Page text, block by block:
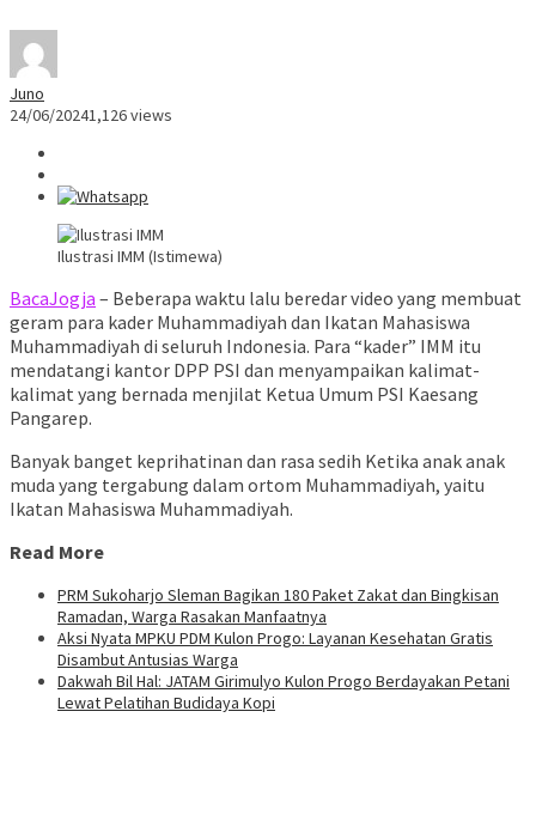
Juno
24/06/20241,126 views
Ilustrasi IMM (Istimewa)
BacaJogja – Beberapa waktu lalu beredar video yang membuat
geram para kader Muhammadiyah dan Ikatan Mahasiswa
Muhammadiyah di seluruh Indonesia. Para “kader” IMM itu
mendatangi kantor DPP PSI dan menyampaikan kalimat-
kalimat yang bernada menjilat Ketua Umum PSI Kaesang
Pangarep.
Banyak banget keprihatinan dan rasa sedih Ketika anak anak
muda yang tergabung dalam ortom Muhammadiyah, yaitu
Ikatan Mahasiswa Muhammadiyah.
Read More
PRM Sukoharjo Sleman Bagikan 180 Paket Zakat dan Bingkisan
Ramadan, Warga Rasakan Manfaatnya
Aksi Nyata MPKU PDM Kulon Progo: Layanan Kesehatan Gratis
Disambut Antusias Warga
Dakwah Bil Hal: JATAM Girimulyo Kulon Progo Berdayakan Petani
Lewat Pelatihan Budidaya Kopi